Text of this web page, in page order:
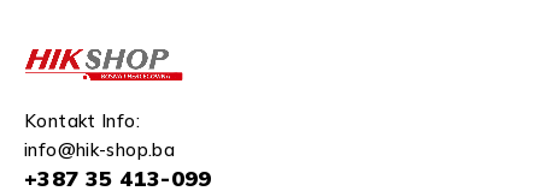
Kontakt Info:
info@hik-shop.ba
+387 35 413-099